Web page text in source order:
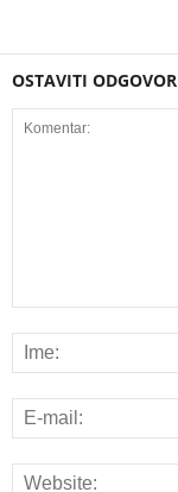
OSTAVITI ODGOVOR